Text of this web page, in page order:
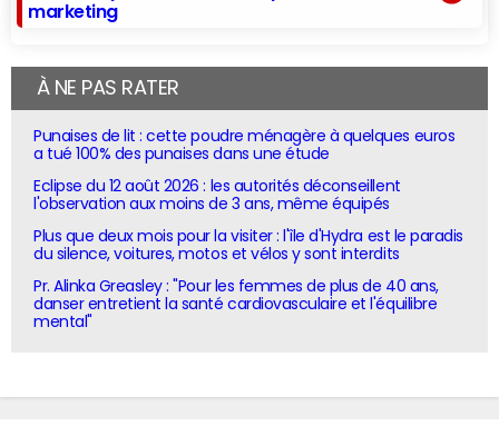
marketing
À NE PAS RATER
Punaises de lit : cette poudre ménagère à quelques euros
a tué 100% des punaises dans une étude
Eclipse du 12 août 2026 : les autorités déconseillent
l'observation aux moins de 3 ans, même équipés
Plus que deux mois pour la visiter : l'île d'Hydra est le paradis
du silence, voitures, motos et vélos y sont interdits
Pr. Alinka Greasley : "Pour les femmes de plus de 40 ans,
danser entretient la santé cardiovasculaire et l'équilibre
mental"